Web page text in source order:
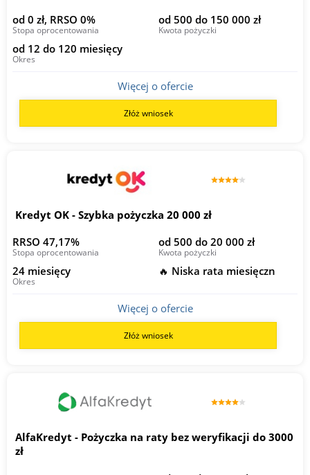
od 0 zł, RRSO 0%
Stopa oprocentowania
od 500 do 150 000 zł
Kwota pożyczki
od 12 do 120 miesięcy
Okres
Więcej o ofercie
Złóż wniosek
Kredyt OK - Szybka pożyczka 20 000 zł
RRSO 47,17%
Stopa oprocentowania
od 500 do 20 000 zł
Kwota pożyczki
24 miesięcy
Okres
🔥 Niska rata miesięczn
Więcej o ofercie
Złóż wniosek
AlfaKredyt - Pożyczka na raty bez weryfikacji do 3000
zł